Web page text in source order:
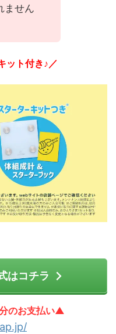
ません
ット付き♪／
はコチラ
のお支払い▲